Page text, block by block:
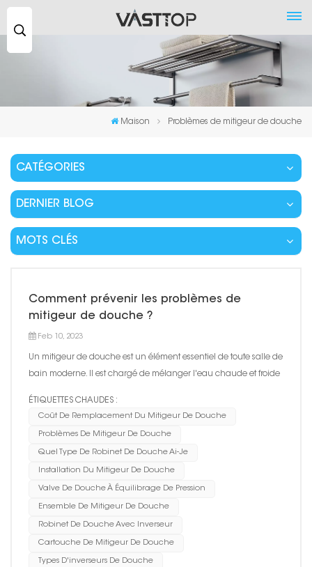
Maison Problèmes de mitigeur de douche
CATÉGORIES
DERNIER BLOG
MOTS CLÉS
Comment prévenir les problèmes de
mitigeur de douche ?
Feb 10, 2023
Un mitigeur de douche est un élément essentiel de toute salle de
bain moderne. Il est chargé de mélanger l'eau chaude et froide
ÉTIQUETTES CHAUDES :
Coût De Remplacement Du Mitigeur De Douche
Problèmes De Mitigeur De Douche
Quel Type De Robinet De Douche Ai-Je
Installation Du Mitigeur De Douche
Valve De Douche À Équilibrage De Pression
Ensemble De Mitigeur De Douche
Robinet De Douche Avec Inverseur
Cartouche De Mitigeur De Douche
Types D'inverseurs De Douche